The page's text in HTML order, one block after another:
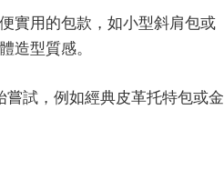
實用的包款，如小型斜肩包或
造型質感。
嘗試，例如經典皮革托特包或金